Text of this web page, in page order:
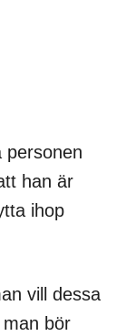
personen
han är
ihop
vill dessa
bör